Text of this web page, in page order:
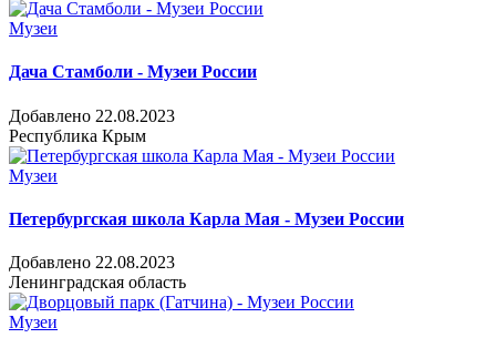
Музеи
Дача Стамболи - Музеи России
Добавлено 22.08.2023
Республика Крым
Музеи
Петербургская школа Карла Мая - Музеи России
Добавлено 22.08.2023
Ленинградская область
Музеи